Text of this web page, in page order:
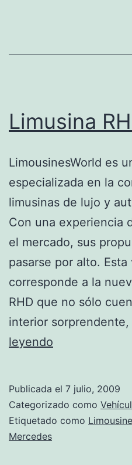
Limusina
LimousinesWorld es
especializada en la
limusinas de lujo y
Con una experiencia
el mercado, sus
pasarse por alto.
corresponde a la
RHD que no sólo
interior
leyendo
Publicada el 7 julio, 2009
Categorizado como
Etiquetado como
Mercedes